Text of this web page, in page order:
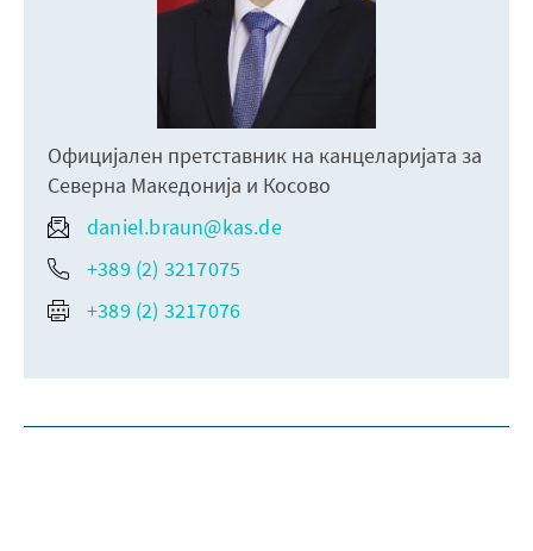
Официјален претставник на канцеларијата за
Северна Македонија и Косово
daniel.braun@kas.de
+389 (2) 3217075
+389 (2) 3217076